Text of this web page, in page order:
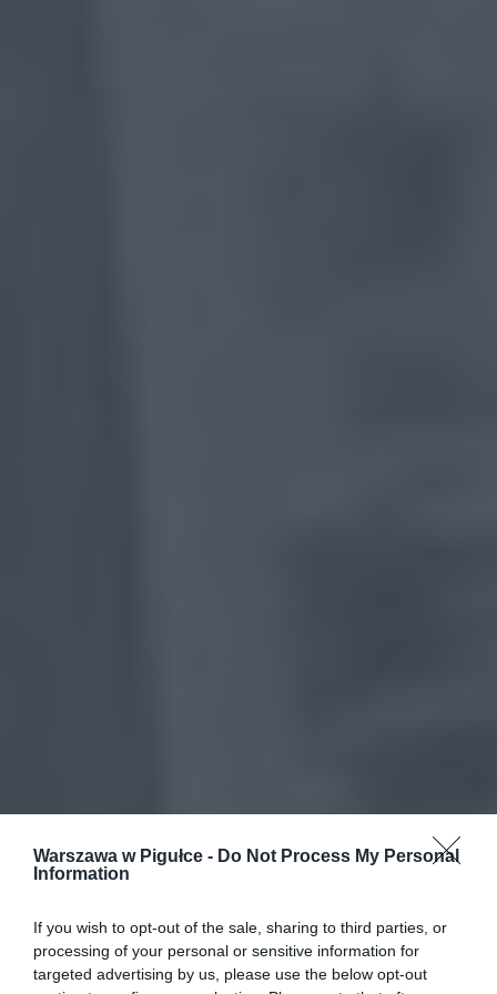
Warszawa w Pigułce - Do Not Process My Personal
Information
If you wish to opt-out of the sale, sharing to third parties, or
processing of your personal or sensitive information for
targeted advertising by us, please use the below opt-out